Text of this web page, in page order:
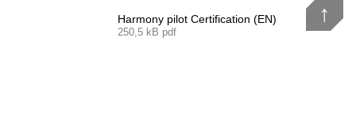
Harmony pilot Certification (EN)
250,5 kB pdf
↑